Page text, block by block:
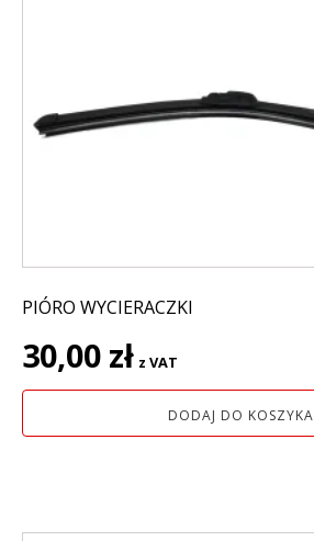
PIÓRO WYCIERACZKI
30,00 zł z VAT
DODAJ DO KOSZYKA